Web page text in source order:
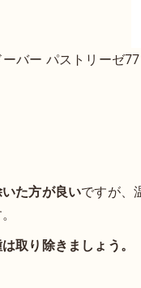
ーバー パストリーゼ
た方が良いですが、
取り除きましょう。